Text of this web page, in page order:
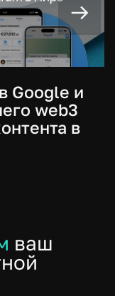
Google и
web3
в
ваш